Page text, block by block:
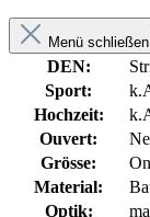
Menü schließen
DEN:
Sport:
Hochzeit:
Ouvert:
Grösse:
Material:
Optik: